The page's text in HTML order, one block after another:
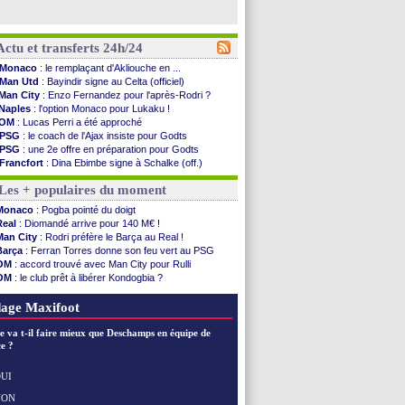
et transferts 24h/24
Monaco : le remplaçant d'Akliouche en ...
Man Utd : Bayindir signe au Celta (officiel)
City : Enzo Fernandez pour l'après-Rodri ?
: l'option Monaco pour Lukaku !
: Lucas Perri a été approché
PSG : le coach de l'Ajax insiste pour Godts
PSG : une 2e offre en préparation pour Godts
Francfort : Dina Ebimbe signe à Schalke (off.)
Strasbourg: Saïdou Sow prêté à Nantes (off.)
Monaco: Filipe Luis aimerait garder Balogun
Dortmund: Newcastle est prévenu pour Nmecha
Barça: première offre à 45 M€ pour Rodri ?
Argentine: le soutien très appuyé à Infantino
Tottenham: Van de Ven va prolonger
Barça : l'agent de Rodri confirme !
: la CAF soutient Infantino
2030: Rubiales charge Infantino et ...
d'Ivoire: Renard affiche ses ambitions
City: Trafford à Leeds pour 47 M€ (off...
Utd
+ populaires du moment
: Pogba pointé du doigt
: Diomandé arrive pour 140 M€ !
City : Rodri préfère le Barça au Real !
: Ferran Torres donne son feu vert au PSG
: accord trouvé avec Man City pour Rulli
: le club prêt à libérer Kondogbia ?
: Luis Enrique satisfait malgré tout
Maxifoot
va t-il faire mieux que Deschamps en équipe de
?